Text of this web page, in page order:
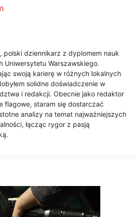
polski dziennikarz z dyplomem nauk
Uniwersytetu Warszawskiego.
swoją karierę w różnych lokalnych
solidne doświadczenie w
i redakcji. Obecnie jako redaktor
flagowe, staram się dostarczać
analizy na temat najważniejszych
łącząc rygor z pasją